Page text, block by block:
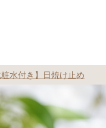
粧水付き】日焼け止め